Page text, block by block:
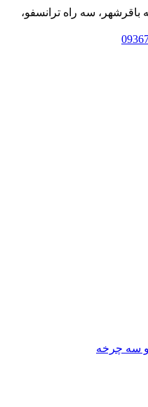
باقرشهر، سه راه ترانسفو،
سه چرخه